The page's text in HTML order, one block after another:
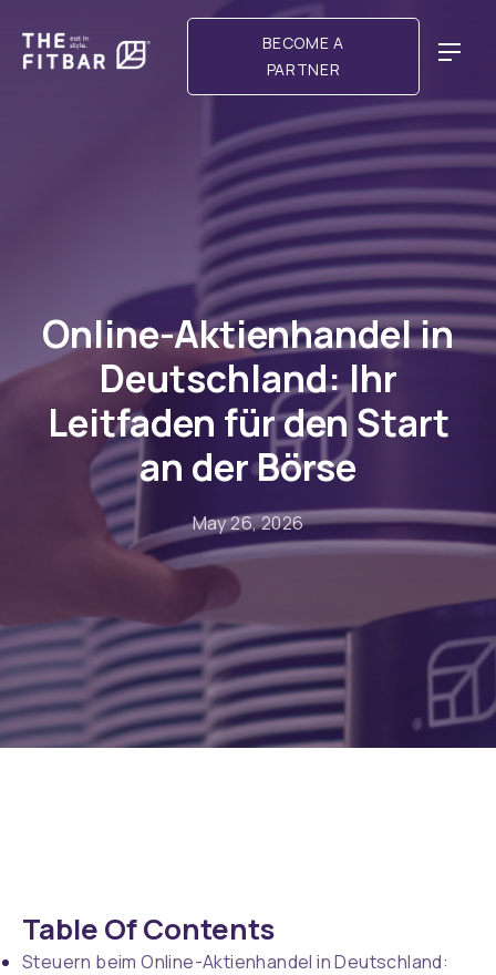
BECOME A
PARTNER
Online-Aktienhandel in
Deutschland: Ihr
Leitfaden für den Start
an der Börse
May 26, 2026
Table Of Contents
Steuern beim Online-Aktienhandel in Deutschland: